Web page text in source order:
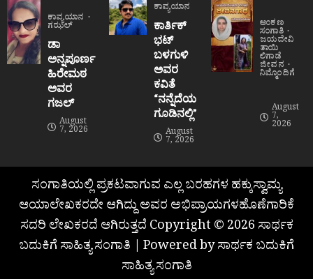
ಕಾವ್ಯಯಾನ
ಗಝಲ್
ಡಾ
ಅನ್ನಪೂರ್ಣ
ಹಿರೇಮಠ
ಅವರ
ಗಜಲ್
August
7, 2026
ಕಾವ್ಯಯಾನ
ಕಾರ್ತಿಕ್
ಭಟ್
ಬಳಗುಳಿ
ಅವರ
ಕವಿತೆ
“ನನ್ನೆದೆಯ
ಗೂಡಿನಲ್ಲಿ”
August
7, 2026
ಅಂಕಣ
ಸಂಗಾತಿ
ಜಯದೇವಿ
ತಾಯಿ
ಲಿಗಾಡೆ
ಜೀವನ
ನಿಮ್ಮೊಂದಿಗೆ
August
7,
2026
ಸಂಗಾತಿಯಲ್ಲಿ ಪ್ರಕಟವಾಗುವ ಎಲ್ಲ ಬರಹಗಳ ಹಕ್ಕುಸ್ವಾಮ್ಯ
ಆಯಾಲೇಖಕರದೇ ಆಗಿದ್ದು ಅವರ ಅಭಿಪ್ರಾಯಗಳಹೊಣೆಗಾರಿಕೆ
ಸದರಿ ಲೇಖಕರದೆ ಆಗಿರುತ್ತದೆ Copyright © 2026 ಸಾರ್ಥಕ
ಬದುಕಿಗೆ ಸಾಹಿತ್ಯ ಸಂಗಾತಿ | Powered by ಸಾರ್ಥಕ ಬದುಕಿಗೆ
ಸಾಹಿತ್ಯ ಸಂಗಾತಿ